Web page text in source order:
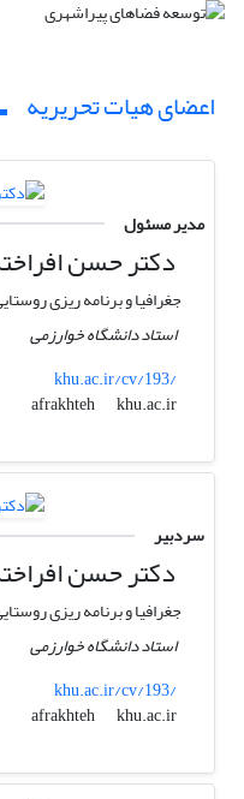
اعضای هیات تحریریه
مدیر مسئول
دکتر حسن
جغرافیا و برنامه ریزی
استاد دانشگاه خوارزمی
khu.ac.ir/cv/193/
afrakhteh
khu.ac.ir
سردبیر
دکتر حسن
جغرافیا و برنامه ریزی
استاد دانشگاه خوارزمی
khu.ac.ir/cv/193/
afrakhteh
khu.ac.ir